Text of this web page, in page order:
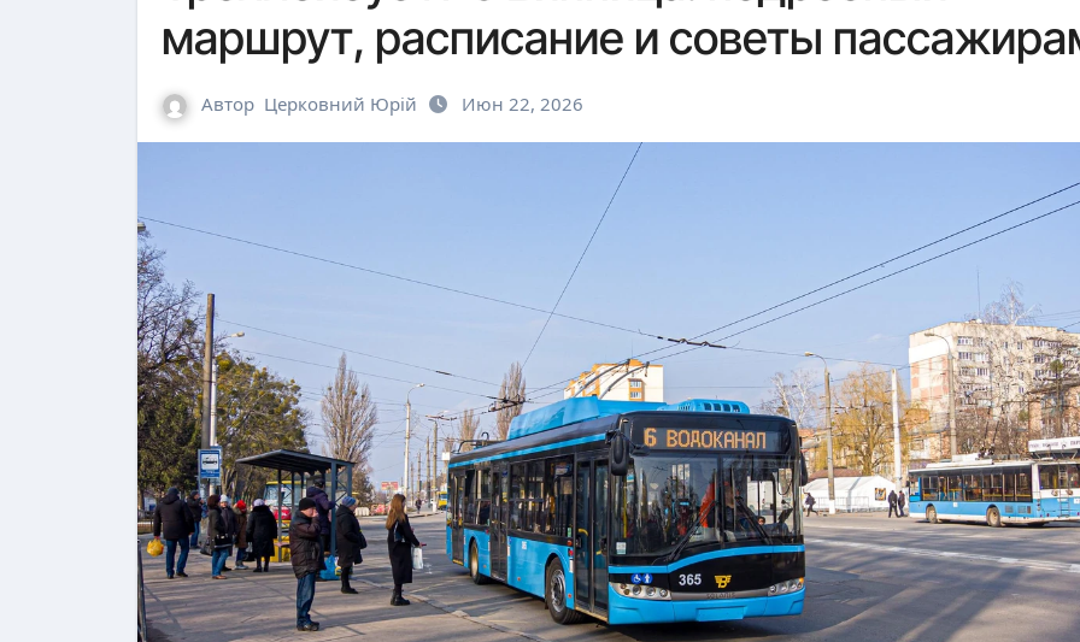
маршрут, расписание и советы
Автор Церковний Юрій Июн 22, 2026